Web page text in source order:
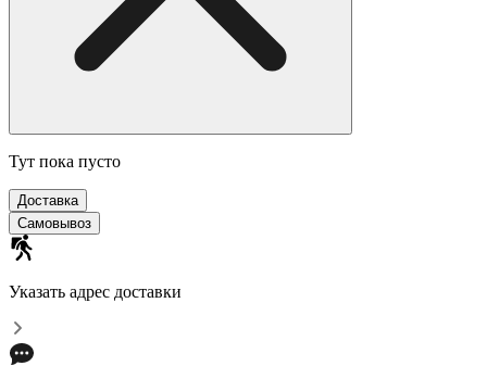
Тут пока пусто
Доставка
Самовывоз
Указать адрес доставки